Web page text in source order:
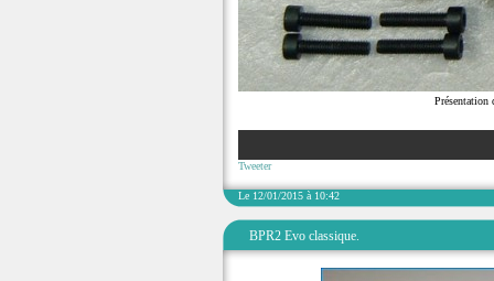
Tweeter
Le 12/01/2015 à 10:42
BPR2 Evo classique.